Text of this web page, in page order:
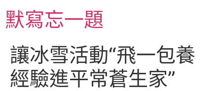
至
主默寫忘一題
讓冰雪活動“飛一包養
經驗進平常蒼生家”